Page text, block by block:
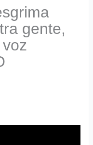
gente,